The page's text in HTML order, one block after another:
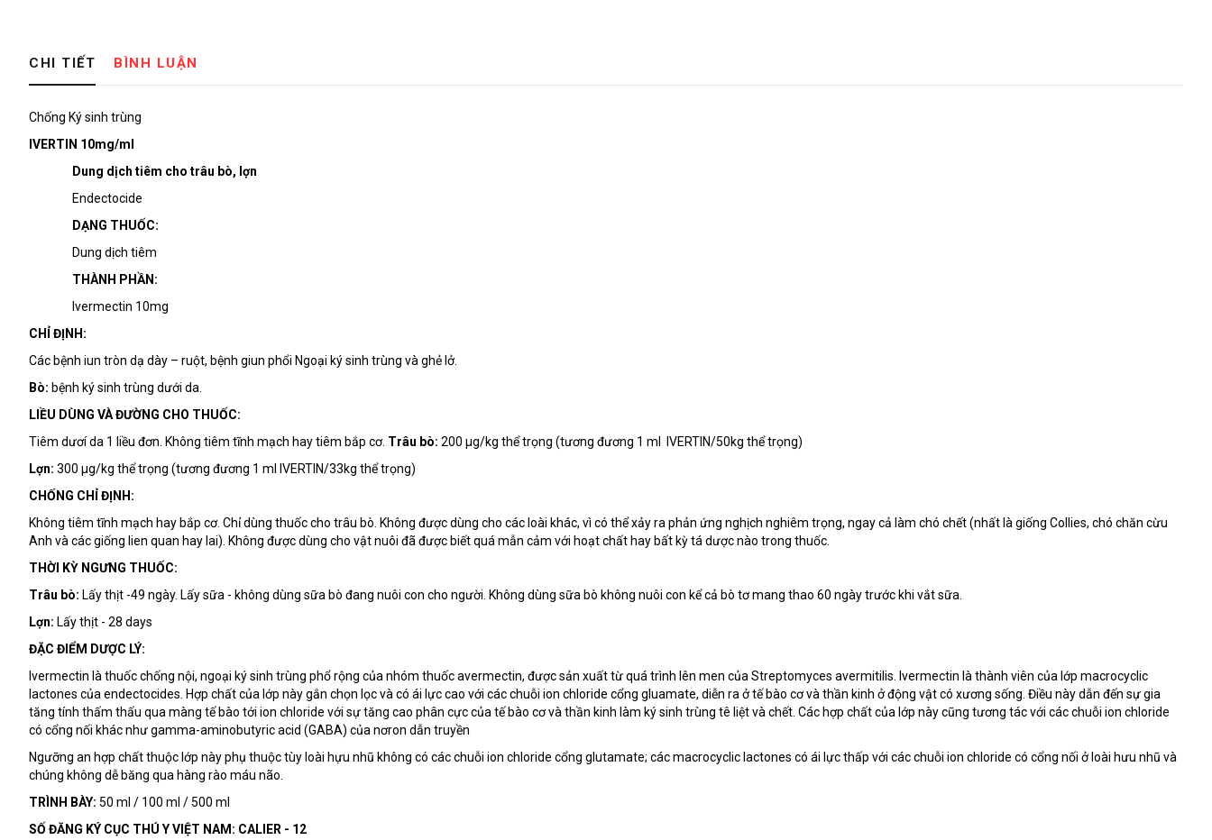
CHI TIẾT BÌNH LUẬN
Chống Ký sinh trùng
IVERTIN 10mg/ml
Dung dịch tiêm cho trâu bò, lợn
Endectocide
DẠNG THUỐC:
Dung dịch tiêm
THÀNH PHẦN:
Ivermectin 10mg
CHỈ ĐỊNH:
Các bệnh iun tròn dạ dày – ruột, bệnh giun phổi Ngoại ký sinh trùng và ghẻ lở.
Bò: bệnh ký sinh trùng dưới da.
LIỀU DÙNG VÀ ĐƯỜNG CHO THUỐC:
Tiêm dươí da 1 liều đơn. Không tiêm tĩnh mạch hay tiêm bắp cơ. Trâu bò: 200 μg/kg thể trọng (tương đương 1 ml IVERTIN/50kg thể trọng)
Lợn: 300 μg/kg thể trọng (tương đương 1 ml IVERTIN/33kg thể trọng)
CHỐNG CHỈ ĐỊNH:
Không tiêm tĩnh mạch hay bắp cơ. Chỉ dùng thuốc cho trâu bò. Không được dùng cho các loài khác, vì có thể xảy ra phản ứng nghịch nghiêm trọng, ngay cả làm chó chết (nhất là giống Collies, chó chăn cừu
Anh và các giống lien quan hay lai). Không được dùng cho vật nuôi đã được biết quá mẫn cảm với hoạt chất hay bất kỳ tá dược nào trong thuốc.
THỜI KỲ NGƯNG THUỐC:
Trâu bò: Lấy thịt -49 ngày. Lấy sữa - không dùng sữa bò đang nuôi con cho người. Không dùng sữa bò không nuôi con kể cả bò tơ mang thao 60 ngày trước khi vắt sữa.
Lợn: Lấy thịt - 28 days
ĐẶC ĐIỂM DƯỢC LÝ:
Ivermectin là thuốc chống nội, ngoại ký sinh trùng phổ rộng của nhóm thuốc avermectin, được sản xuất từ quá trình lên men của Streptomyces avermitilis. Ivermectin là thành viên của lớp macrocyclic
lactones của endectocides. Hợp chất của lớp này gắn chọn lọc và có ái lực cao với các chuỗi ion chloride cổng gluamate, diễn ra ở tế bào cơ và thần kinh ở động vật có xương sống. Điều này dẫn đến sự gia
tăng tính thấm thấu qua màng tế bào tới ion chloride với sự tăng cao phân cực của tế bào cơ và thần kinh làm ký sinh trùng tê liệt và chết. Các hợp chất của lớp này cũng tương tác với các chuỗi ion chloride
có cổng nối khác như gamma-aminobutyric acid (GABA) của nơron dẫn truyền
Ngưỡng an hợp chất thuộc lớp này phụ thuộc tùy loài hựu nhũ không có các chuỗi ion chloride cổng glutamate; các macrocyclic lactones có ái lực thấp với các chuỗi ion chloride có cổng nối ở loài hưu nhũ và
chúng không dễ băng qua hàng rào máu não.
TRÌNH BÀY: 50 ml / 100 ml / 500 ml
SỐ ĐĂNG KÝ CỤC THÚ Y VIỆT NAM: CALIER - 12